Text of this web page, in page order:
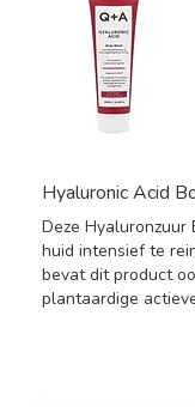
Hyaluronic Acid
Deze
huid intensief te
bevat dit product
plantaardige